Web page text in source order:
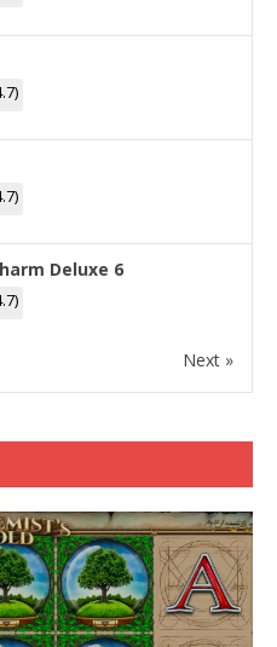
Deluxe 6
Next »